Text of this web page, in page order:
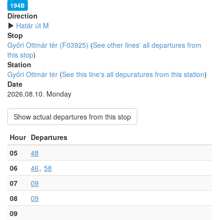
194B
Direction
Határ út M
Stop
Győri Ottmár tér (F03925) (See other lines' all departures from
this stop)
Station
Győri Ottmár tér (See this line's all depuratures from this station)
Date
2026.08.10. Monday
Show actual departures from this stop
Hour Departures
05
48
06
46 58
07
09
08
09
09